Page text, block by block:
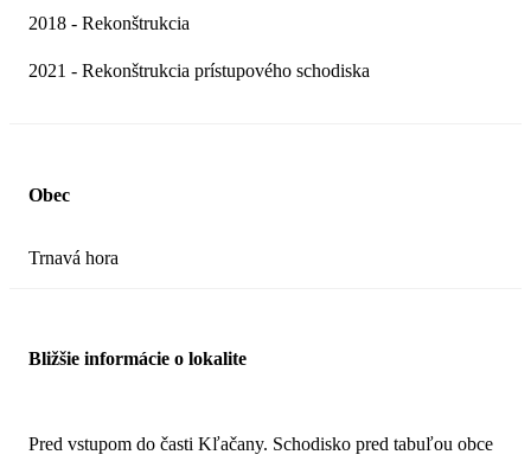
2018 - Rekonštrukcia
2021 - Rekonštrukcia prístupového schodiska
Obec
Trnavá hora
Bližšie informácie o lokalite
Pred vstupom do časti Kľačany. Schodisko pred tabuľou obce